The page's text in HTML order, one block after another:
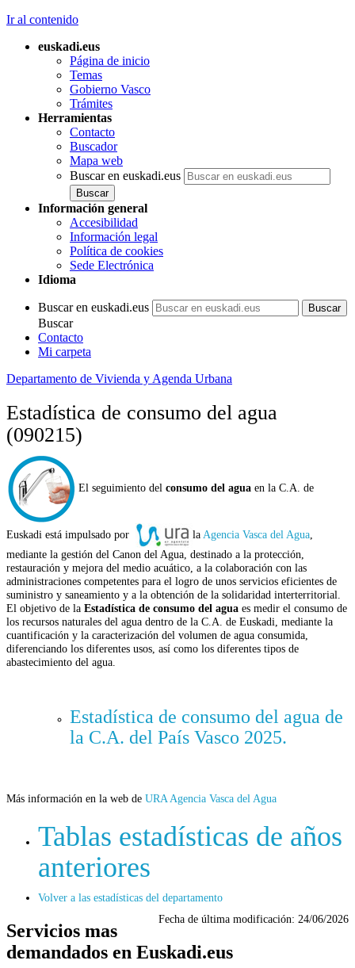
Ir al contenido
euskadi.eus
Página de inicio
Temas
Gobierno Vasco
Trámites
Herramientas
Contacto
Buscador
Mapa web
Buscar en euskadi.eus
Información general
Accesibilidad
Información legal
Política de cookies
Sede Electrónica
Idioma
Buscar en euskadi.eus
Buscar
Contacto
Mi carpeta
Departamento de Vivienda y Agenda Urbana
Estadística de consumo del agua
(090215)
El seguimiento del consumo del agua en la C.A. de
Euskadi está impulsado por la Agencia Vasca del Agua
mediante la gestión del Canon del Agua, destinado a la protección,
restauración y mejora del medio acuático, a la colaboración con las
administraciones competentes para el logro de unos servicios eficientes de
suministro y saneamiento y a la obtención de la solidaridad interterritorial.
El objetivo de la Estadística de consumo del agua es medir el consumo de
los recursos naturales del agua dentro de la C.A. de Euskadi, mediante la
cuantificación y la caracterización del volumen de agua consumida,
diferenciando los diferentes usos, así como los diferentes tipos de
abastecimiento del agua.
Estadística de consumo del agua de
la C.A. del País Vasco 2025.
Más información en la web de URA Agencia Vasca del Agua
Tablas estadísticas de años
anteriores
Volver a las estadísticas del departamento
Fecha de última modificación: 24/06/2026
Servicios mas
demandados en Euskadi.eus